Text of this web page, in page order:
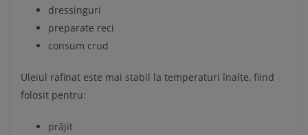
dressinguri
preparate reci
consum crud
Uleiul rafinat este mai stabil la temperaturi înalte, fiind
folosit pentru:
prăjit